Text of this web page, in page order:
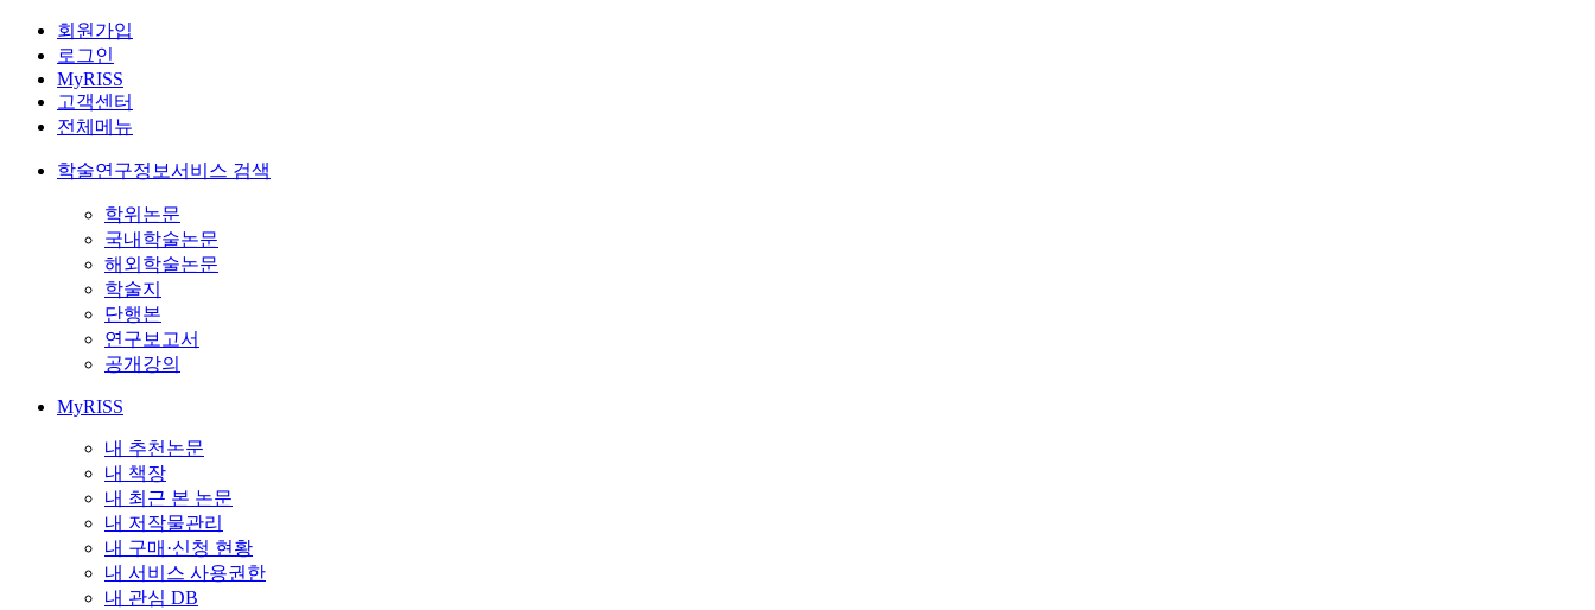
회원가입
로그인
MyRISS
고객센터
전체메뉴
학술연구정보서비스 검색
학위논문
국내학술논문
해외학술논문
학술지
단행본
연구보고서
공개강의
MyRISS
내 추천논문
내 책장
내 최근 본 논문
내 저작물관리
내 구매·신청 현황
내 서비스 사용권한
내 관심 DB